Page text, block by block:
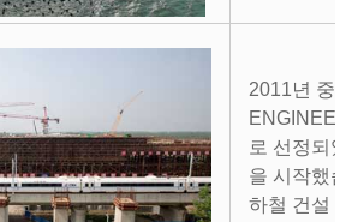
2011년 중국
로 선정되었
을 시작했습
하철 건설 프